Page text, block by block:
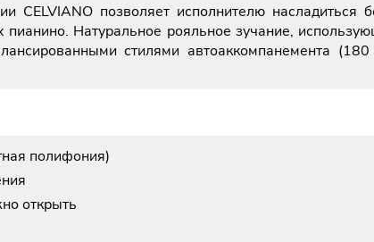
позволяет исполнителю насладиться
Натуральное рояльное зучание,
стилями автоаккомпанемента
полифония)
открыть